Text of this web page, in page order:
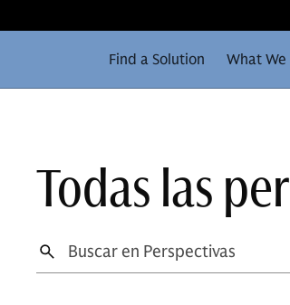
Find a Solution What We
Todas las